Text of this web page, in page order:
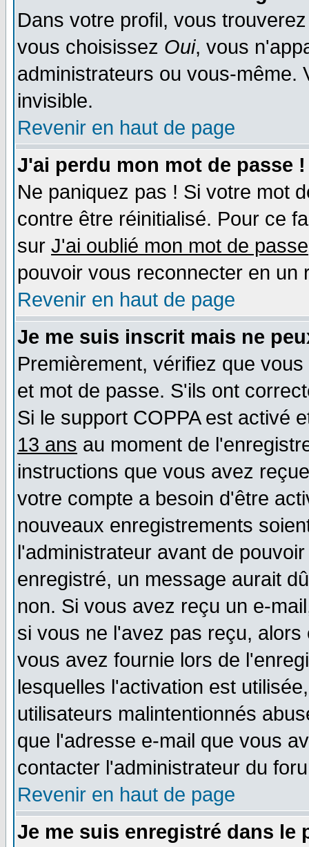
Dans votre profil, vous
vous choisissez Oui, vous
administrateurs ou vous-même.
invisible.
Revenir en haut de page
J'ai perdu mon mot de passe !
Ne paniquez pas ! Si votre mot
contre être réinitialisé. Pour ce
sur J'ai oublié mon mot de passe
pouvoir vous reconnecter en un
Revenir en haut de page
Je me suis inscrit mais ne
Premièrement, vérifiez que
et mot de passe. S'ils ont
Si le support COPPA est activé
13 ans au moment de
instructions que vous avez
votre compte a besoin d'être
nouveaux enregistrements
l'administrateur avant de
enregistré, un message aurait
non. Si vous avez reçu un e-
si vous ne l'avez pas reçu,
vous avez fournie lors de
lesquelles l'activation est
utilisateurs malintentionnés
que l'adresse e-mail que vous
contacter l'administrateur du
Revenir en haut de page
Je me suis enregistré dans le